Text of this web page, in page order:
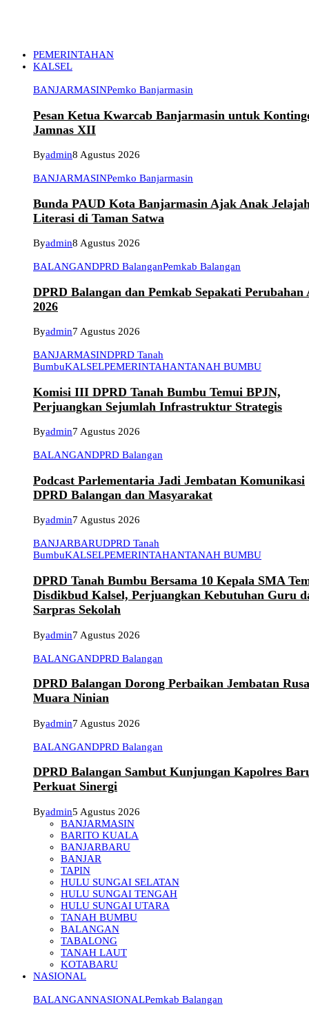
PEMERINTAHAN
KALSEL
BANJARMASINPemko Banjarmasin
Pesan Ketua Kwarcab Banjarmasin untuk
Jamnas XII
Byadmin8 Agustus 2026
BANJARMASINPemko Banjarmasin
Bunda PAUD Kota Banjarmasin Ajak Anak
Literasi di Taman Satwa
Byadmin8 Agustus 2026
BALANGANDPRD BalanganPemkab Balangan
DPRD Balangan dan Pemkab Sepakati Perubahan
2026
Byadmin7 Agustus 2026
BANJARMASINDPRD Tanah
BumbuKALSELPEMERINTAHANTANAH BUMBU
Komisi III DPRD Tanah Bumbu Temui BPJN,
Perjuangkan Sejumlah Infrastruktur Strategis
Byadmin7 Agustus 2026
BALANGANDPRD Balangan
Podcast Parlementaria Jadi Jembatan Komunikasi
DPRD Balangan dan Masyarakat
Byadmin7 Agustus 2026
BANJARBARUDPRD Tanah
BumbuKALSELPEMERINTAHANTANAH BUMBU
DPRD Tanah Bumbu Bersama 10 Kepala SMA
Disdikbud Kalsel, Perjuangkan Kebutuhan Guru
Sarpras Sekolah
Byadmin7 Agustus 2026
BALANGANDPRD Balangan
DPRD Balangan Dorong Perbaikan Jembatan
Muara Ninian
Byadmin7 Agustus 2026
BALANGANDPRD Balangan
DPRD Balangan Sambut Kunjungan Kapolres
Perkuat Sinergi
Byadmin5 Agustus 2026
BANJARMASIN
BARITO KUALA
BANJARBARU
BANJAR
TAPIN
HULU SUNGAI SELATAN
HULU SUNGAI TENGAH
HULU SUNGAI UTARA
TANAH BUMBU
BALANGAN
TABALONG
TANAH LAUT
KOTABARU
NASIONAL
BALANGANNASIONALPemkab Balangan